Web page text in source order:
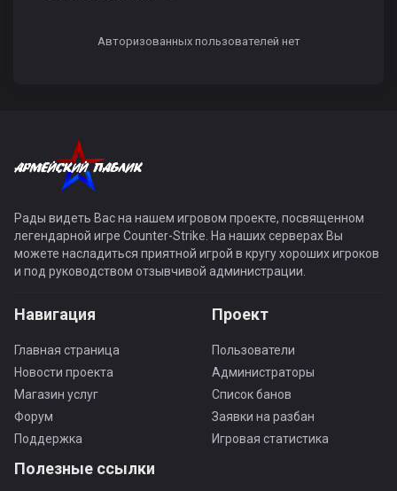
Авторизованных пользователей нет
Рады видеть Вас на нашем игровом проекте, посвященном
легендарной игре Counter-Strike. На наших серверах Вы
можете насладиться приятной игрой в кругу хороших игроков
и под руководством отзывчивой администрации.
Навигация
Главная страница
Новости проекта
Магазин услуг
Форум
Поддержка
Проект
Пользователи
Администраторы
Список банов
Заявки на разбан
Игровая статистика
Полезные ссылки